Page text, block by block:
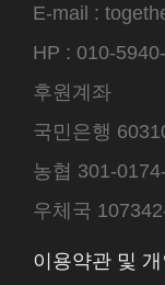
E-mail :
HP : 010-
후원계좌
국민은행
농협 301-
우체국
이용약관 및